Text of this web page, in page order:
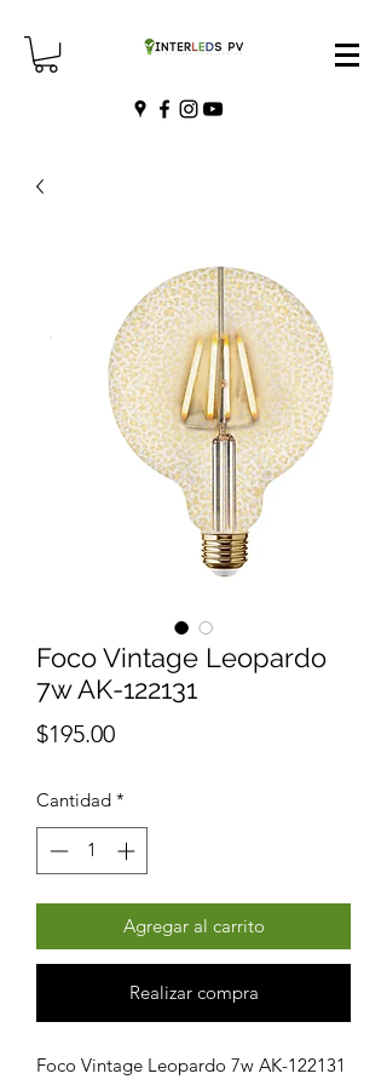
Foco Vintage Leopardo
7w AK-122131
$195.00Precio
Cantidad *
Agregar al carrito
Realizar compra
Foco Vintage Leopardo 7w AK-122131